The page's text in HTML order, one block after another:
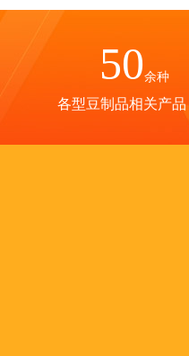
50余种
各型豆制品相关产品